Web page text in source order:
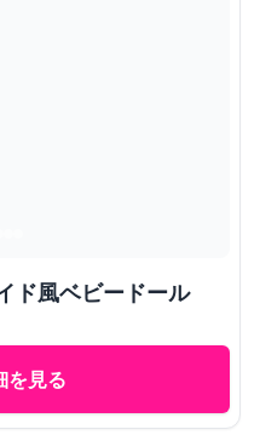
ド風ベビードール
を見る